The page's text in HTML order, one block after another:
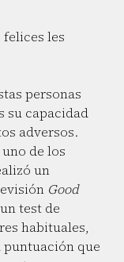
felices les
personas
su capacidad
adversos.
de los
un
Good
test de
habituales,
puntuación que